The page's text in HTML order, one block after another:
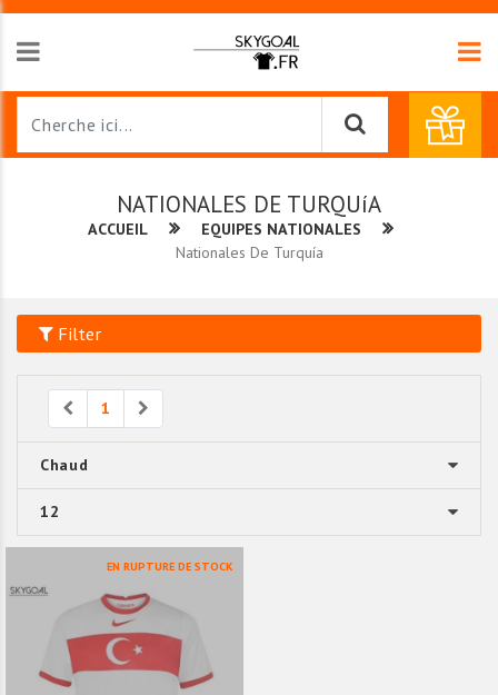
NATIONALES DE TURQUíA
ACCUEIL
EQUIPES NATIONALES
Nationales De Turquía
Filter
Previous
1
EN RUPTURE DE STOCK